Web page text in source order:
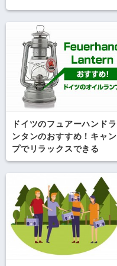
ドイツのフュアーハンドラ
ンタンのおすすめ！キャン
プでリラックスできる